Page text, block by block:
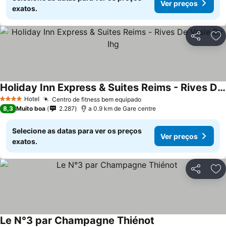
exatos.
Ver preços
Partilhar
4 EstrelasHotel Centro de fitness bem equipado
Holiday Inn Express & Suites Reims - Rives De Vesle By Ihg
8,3 Muito boa 2.287 a 0.9 km de Gare centre
Selecione as datas para ver os preços
exatos.
Ver preços
Partilhar
Le N°3 par Champagne Thiénot